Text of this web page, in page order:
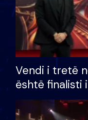
Vendi i tretë
është finalisti